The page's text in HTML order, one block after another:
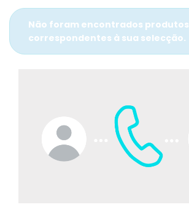
Não foram encontrados produtos
correspondentes à sua selecção.